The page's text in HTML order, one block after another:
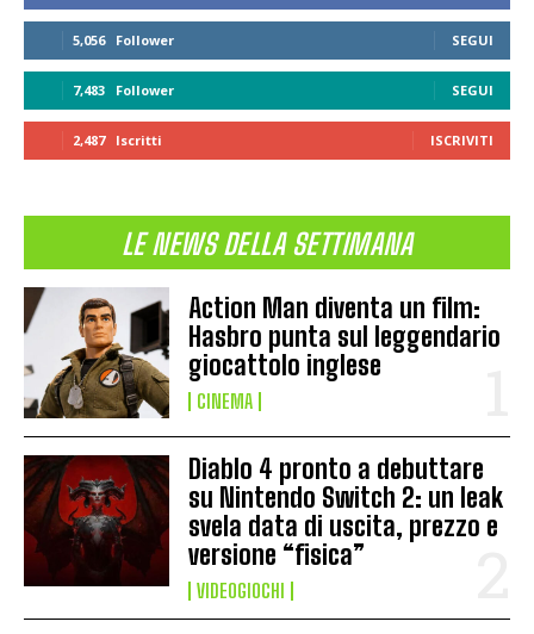
5,056 Follower SEGUI
7,483 Follower SEGUI
2,487 Iscritti ISCRIVITI
LE NEWS DELLA SETTIMANA
Action Man diventa un film:
Hasbro punta sul leggendario
giocattolo inglese
CINEMA
Diablo 4 pronto a debuttare
su Nintendo Switch 2: un leak
svela data di uscita, prezzo e
versione “fisica”
VIDEOGIOCHI